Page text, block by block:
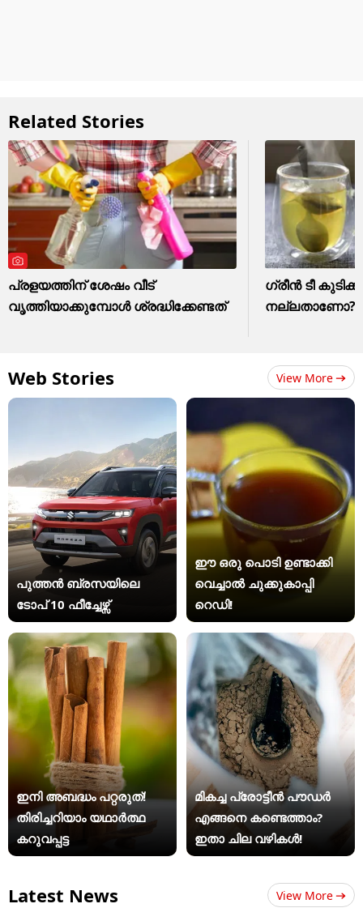
Related Stories
പ്രളയത്തിന് ശേഷം വീട്
വൃത്തിയാക്കുമ്പോൾ ശ്രദ്ധിക്കേണ്ടത്
ഗ്രീൻ ടീ
നല്ലതാണോ?
Web Stories View More
പുത്തൻ ബ്രസയിലെ
ടോപ് 10 ഫീച്ചേഴ്സ്
ഈ ഒരു പൊടി ഉണ്ടാക്കി
വെച്ചാൽ ചുക്കുകാപ്പി
റെഡി!
ഇനി അബദ്ധം പറ്റരുത്!
തിരിച്ചറിയാം യഥാര്‍ത്ഥ
കറുവപ്പട്ട
മികച്ച പ്രോട്ടീൻ പൗഡർ
എങ്ങനെ കണ്ടെത്താം?
ഇതാ ചില വഴികൾ!
Latest News View More